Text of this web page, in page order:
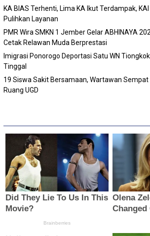
KA BIAS Terhenti, Lima KA Ikut Terdampak,
Pulihkan Layanan
PMR Wira SMKN 1 Jember Gelar ABHINAYA
Cetak Relawan Muda Berprestasi
Imigrasi Ponorogo Deportasi Satu WN
Tinggal
19 Siswa Sakit Bersamaan, Wartawan
Ruang UGD